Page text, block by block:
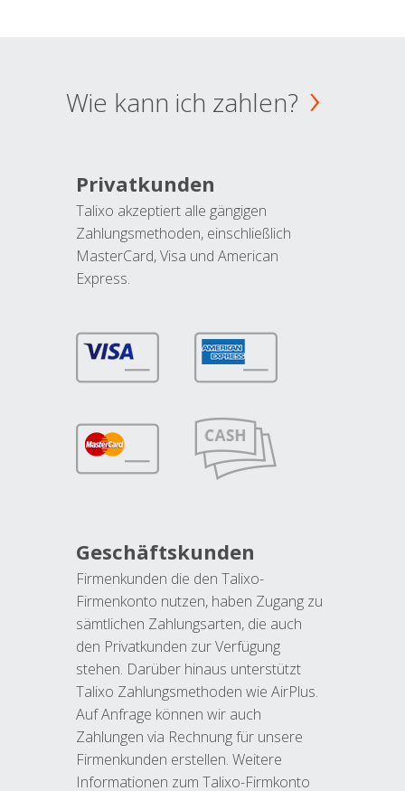
Wie kann ich zahlen?
Privatkunden
Talixo akzeptiert alle gängigen
Zahlungsmethoden, einschließlich
MasterCard, Visa und American
Express.
Geschäftskunden
Firmenkunden die den Talixo-
Firmenkonto nutzen, haben Zugang zu
sämtlichen Zahlungsarten, die auch
den Privatkunden zur Verfügung
stehen. Darüber hinaus unterstützt
Talixo Zahlungsmethoden wie AirPlus.
Auf Anfrage können wir auch
Zahlungen via Rechnung für unsere
Firmenkunden erstellen. Weitere
Informationen zum Talixo-Firmkonto